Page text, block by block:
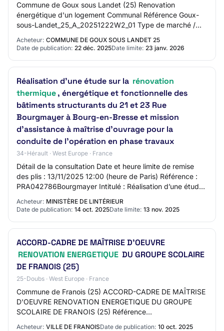
Commune de Goux sous Landet (25) Renovation
énergétique d'un logement Communal Référence Goux-
sous-Landet_25_A_20251222W2_01 Type de marché /
Acheteur: COMMUNE DE GOUX SOUS LANDET 25
Date de publication: 22 déc. 2025Date limite: 23 janv. 2026
Réalisation d’une étude sur la rénovation
thermique, énergétique et fonctionnelle des
bâtiments structurants du 21 et 23 Rue
Bourgmayer à Bourg-en-Bresse et mission
d’assistance à maîtrise d’ouvrage pour la
conduite de l’opération en phase travaux
34-Hérault · West Europe · France
Détail de la consultation Date et heure limite de remise
des plis : 13/11/2025 12:00 (heure de Paris) Référence :
PRA042786Bourgmayer Intitulé : Réalisation d’une étude
sur la rénovation thermique, é…
Acheteur: MINISTÈRE DE LINTÉRIEUR
Date de publication: 14 oct. 2025Date limite: 13 nov. 2025
ACCORD-CADRE DE MAÎTRISE D'OEUVRE
RENOVATION ENERGETIQUE DU GROUPE SCOLAIRE
DE FRANOIS (25)
25-Doubs · West Europe · France
Commune de Franois (25) ACCORD-CADRE DE MAÎTRISE
D'OEUVRE RENOVATION ENERGETIQUE DU GROUPE
SCOLAIRE DE FRANOIS (25) Référence
Acheteur: VILLE DE FRANOISDate de publication: 10 oct. 2025